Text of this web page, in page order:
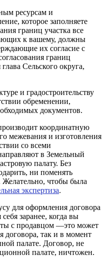
ресурсам и
которое заполняете
границ участка все
к вашему, должны
их согласие с
границ
Сельского округа,
и градостроительству
обременении,
документов.
координатную
межевания и изготовления
со всеми
в Земельный
палату. Без
ни поменять
чтобы была
экспертиза.
для оформления договора
заранее, когда вы
с продавцом —это может
договора, так и в момент
палате. Договор, не
палате, ничтожен.